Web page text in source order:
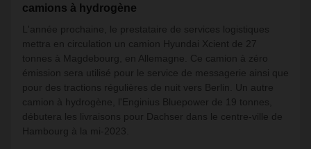
camions à hydrogène
L'année prochaine, le prestataire de services logistiques
mettra en circulation un camion Hyundai Xcient de 27
tonnes à Magdebourg, en Allemagne. Ce camion à zéro
émission sera utilisé pour le service de messagerie ainsi que
pour des tractions régulières de nuit vers Berlin. Un autre
camion à hydrogène, l'Enginius Bluepower de 19 tonnes,
débutera les livraisons pour Dachser dans le centre-ville de
Hambourg à la mi-2023.